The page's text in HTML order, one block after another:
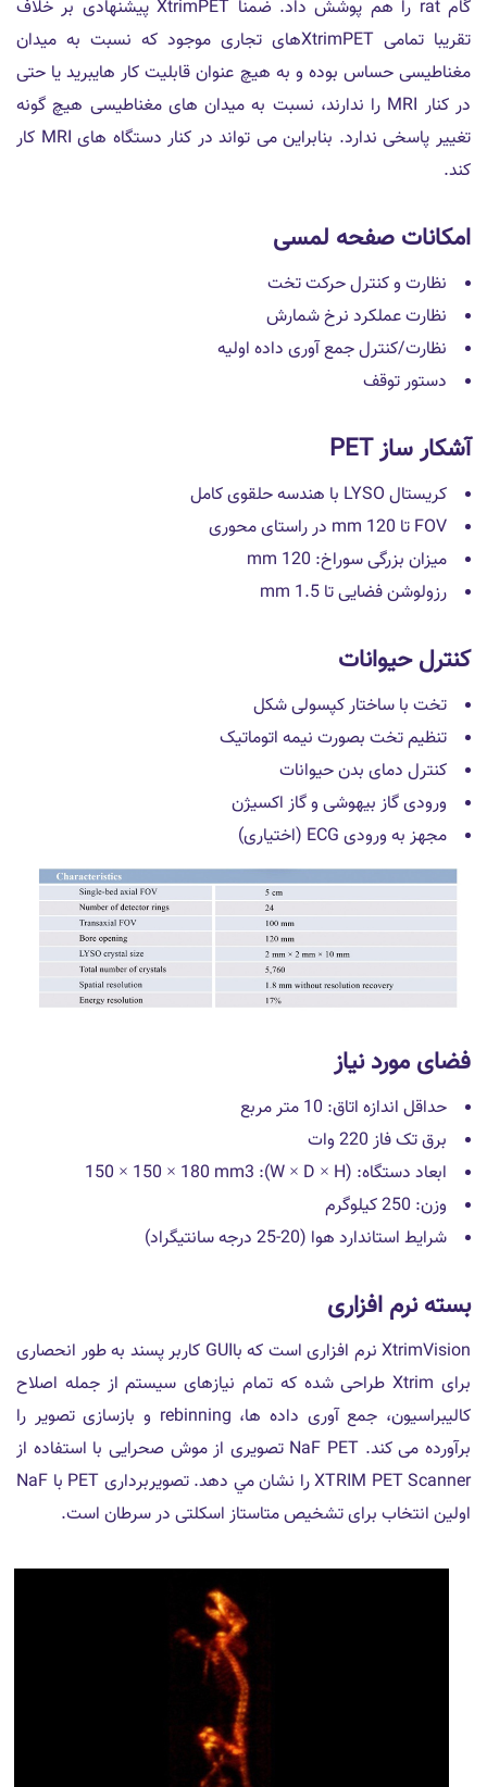
گام rat را هم پوشش داد. ضمنا XtrimPET پیشنهادی بر خلاف
تقریبا تمامی XtrimPETهای تجاری موجود که نسبت به میدان
مغناطیسی حساس بوده و به هیچ عنوان قابلیت کار هایبرید یا حتی
در کنار MRI را ندارند، نسبت به میدان های مغناطیسی هیچ گونه
تغییر پاسخی ندارد. بنابراین می تواند در کنار دستگاه های MRI کار
کند.
امکانات صفحه لمسی
نظارت و کنترل حرکت تخت
نظارت عملکرد نرخ شمارش
نظارت/کنترل جمع آوری داده اولیه
دستور توقف
آشکار ساز PET
کریستال LYSO با هندسه حلقوی کامل
FOV تا 120 mm در راستای محوری
میزان بزرگی سوراخ: 120 mm
رزولوشن فضایی تا 1.5 mm
کنترل حیوانات
تخت با ساختار کپسولی شکل
تنظیم تخت بصورت نیمه اتوماتیک
کنترل دمای بدن حیوانات
ورودی گاز بیهوشی و گاز اکسیژن
مجهز به ورودی ECG (اختیاری)
فضای مورد نیاز
حداقل اندازه اتاق: 10 متر مربع
برق تک فاز 220 وات
ابعاد دستگاه: (W × D × H): 150 × 150 × 180 mm3
وزن: 250 کیلوگرم
شرایط استاندارد هوا (20-25 درجه سانتیگراد)
بسته نرم افزاری
XtrimVision نرم افزاری است که باGUI کاربر پسند به طور انحصاری
برای Xtrim طراحی شده که تمام نیازهای سیستم از جمله اصلاح
کالیبراسیون، جمع آوری داده ها، rebinning و بازسازی تصویر را
برآورده می کند. NaF PET تصویری از موش صحرایی با استفاده از
XTRIM PET Scanner را نشان مي دهد. تصویربرداری PET با NaF
اولین انتخاب برای تشخیص متاستاز اسکلتی در سرطان است.